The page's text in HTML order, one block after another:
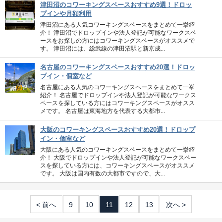
津田沼のコワーキングスペースおすすめ9選！ドロッ
プインや月額利用
津田沼にある人気コワーキングスペースをまとめて一挙紹
介！ 津田沼でドロップインや法人登記が可能なワークスペ
ースをお探しの方にはコワーキングスペースがオススメで
す。 津田沼には、総武線の津田沼駅と新京成...
名古屋のコワーキングスペースおすすめ20選！ドロッ
プイン・個室など
名古屋にある人気のコワーキングスペースをまとめて一挙
紹介！ 名古屋でドロップインや法人登記が可能なワークス
ペースを探している方にはコワーキングスペースがオスス
メです。 名古屋は東海地方を代表する大都市...
大阪のコワーキングスペースおすすめ20選！ドロップ
イン・個室など
大阪にある人気のコワーキングスペースをまとめて一挙紹
介！ 大阪でドロップインや法人登記が可能なワークスペー
スを探している方には、コワーキングスペースがオススメ
です。 大阪は国内有数の大都市ですので、大...
< 前へ 9 10 11 12 13 次へ >